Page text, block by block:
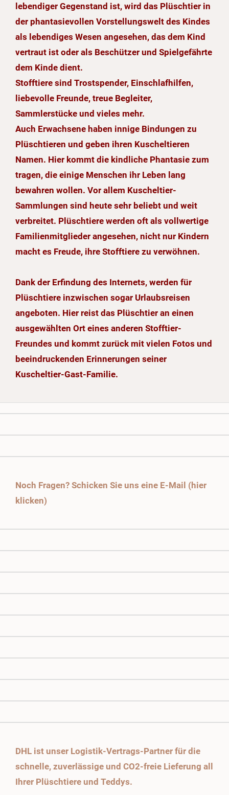
lebendiger Gegenstand ist, wird das Plüschtier in
der phantasievollen Vorstellungswelt des Kindes
als lebendiges Wesen angesehen, das dem Kind
vertraut ist oder als Beschützer und Spielgefährte
dem Kinde dient.
Stofftiere sind Trostspender, Einschlafhilfen,
liebevolle Freunde, treue Begleiter,
Sammlerstücke und vieles mehr.
Auch Erwachsene haben innige Bindungen zu
Plüschtieren und geben ihren Kuscheltieren
Namen. Hier kommt die kindliche Phantasie zum
tragen, die einige Menschen ihr Leben lang
bewahren wollen. Vor allem Kuscheltier-
Sammlungen sind heute sehr beliebt und weit
verbreitet. Plüschtiere werden oft als vollwertige
Familienmitglieder angesehen, nicht nur Kindern
macht es Freude, ihre Stofftiere zu verwöhnen.
Dank der Erfindung des Internets, werden für
Plüschtiere inzwischen sogar Urlaubsreisen
angeboten. Hier reist das Plüschtier an einen
ausgewählten Ort eines anderen Stofftier-
Freundes und kommt zurück mit vielen Fotos und
beeindruckenden Erinnerungen seiner
Kuscheltier-Gast-Familie.
Noch Fragen? Schicken Sie uns eine E-Mail (hier
klicken)
DHL ist unser Logistik-Vertrags-Partner für die
schnelle, zuverlässige und CO2-freie Lieferung all
Ihrer Plüschtiere und Teddys.